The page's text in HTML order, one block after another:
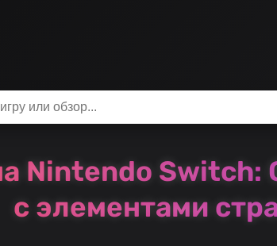
Nintendo
с элементами